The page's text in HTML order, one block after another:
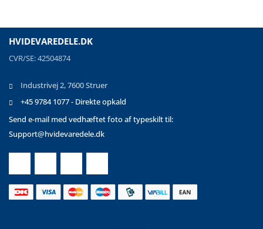
HVIDEVAREDELE.DK
CVR/SE: 42504874
Industrivej 2, 7600 Struer
+45 9784 1077 - Direkte opkald
Send e-mail med vedhæftet foto af typeskilt til:
Support@hvidevaredele.dk